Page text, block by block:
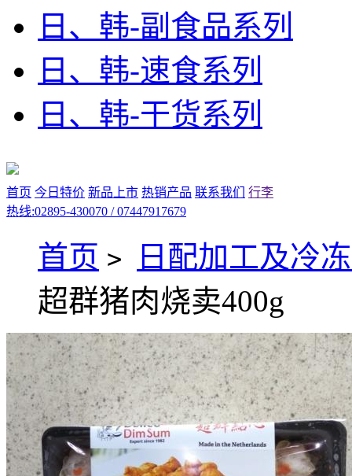
日、韩-副食品系列
日、韩-速食系列
日、韩-干货系列
首页 今日特价 新品上市 热销产品 联系我们
行李
热线:02895-430070 / 07447917679
首页 >
日配加工及冷
超群猪肉烧卖400g